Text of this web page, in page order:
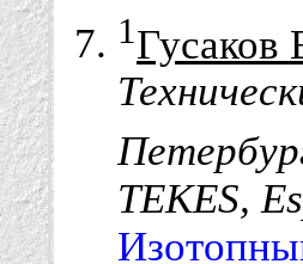
1Гусаков
TEKES,